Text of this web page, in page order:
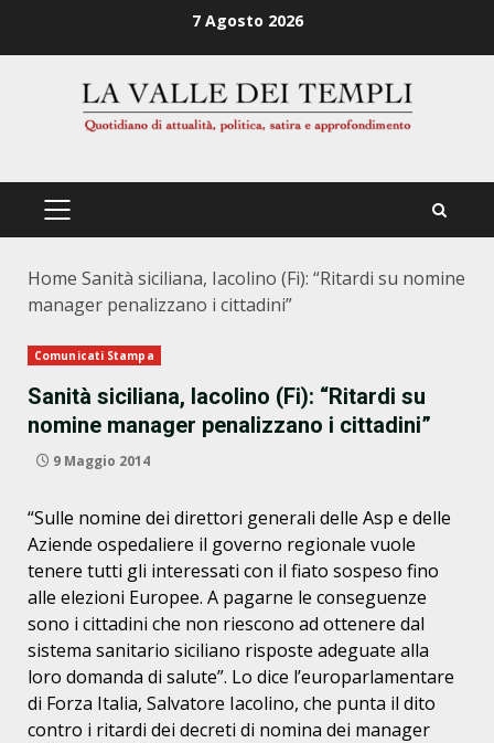
7 Agosto 2026
PRIMÄRES
Home Sanità siciliana, Iacolino (Fi): “Ritardi su nomine
manager penalizzano i cittadini”
Comunicati Stampa
Sanità siciliana, Iacolino (Fi): “Ritardi su
nomine manager penalizzano i cittadini”
9 Maggio 2014
“Sulle nomine dei direttori generali delle Asp e delle
Aziende ospedaliere il governo regionale vuole
tenere tutti gli interessati con il fiato sospeso fino
alle elezioni Europee. A pagarne le conseguenze
sono i cittadini che non riescono ad ottenere dal
sistema sanitario siciliano risposte adeguate alla
loro domanda di salute”. Lo dice l’europarlamentare
di Forza Italia, Salvatore Iacolino, che punta il dito
contro i ritardi dei decreti di nomina dei manager